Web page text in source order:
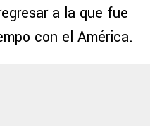
a la que fue
con el América.